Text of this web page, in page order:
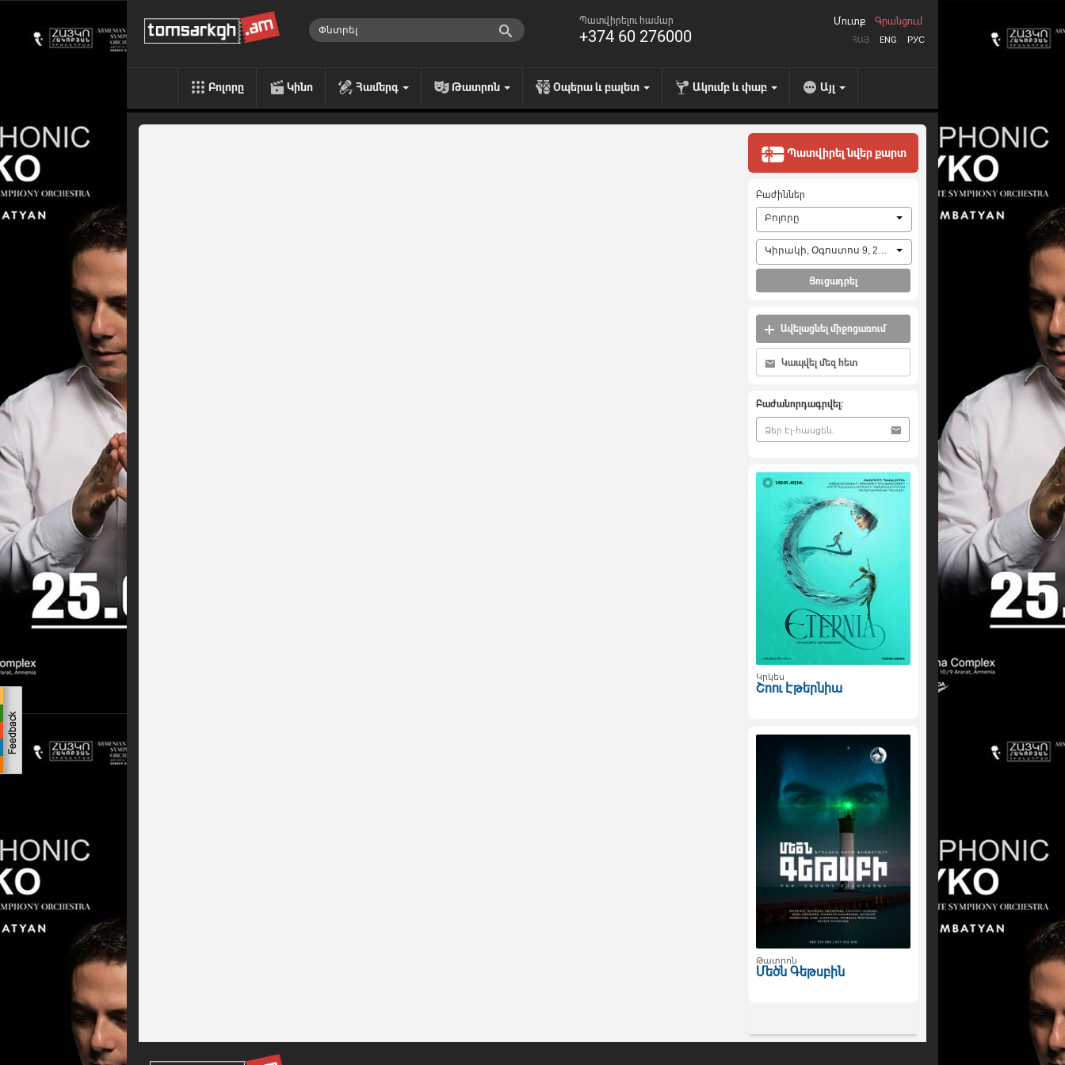
Պատվիրելու համար
+374 60 276000 ՀԱՅ ENG РУС
Մուտք Գրանցում
Բոլորը Կինո Համերգ Թատրոն Օպերա և բալետ Ակումբ և փաբ Այլ
Պատվիրել նվեր քարտ
Բաժիններ
Բոլորը
Կիրակի, Օգոստոս 9, 2026
Ցուցադրել
Ավելացնել միջոցառում
Կապվել մեզ հետ
Բաժանորդագրվել:
Կրկես
Շոու Էթերնիա
Թատրոն
Մեծն Գեթսբին